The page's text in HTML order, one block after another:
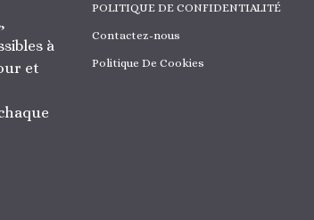
à
et
POLITIQUE DE CONFIDENTIALITÉ
Contactez-nous
Politique De Cookies